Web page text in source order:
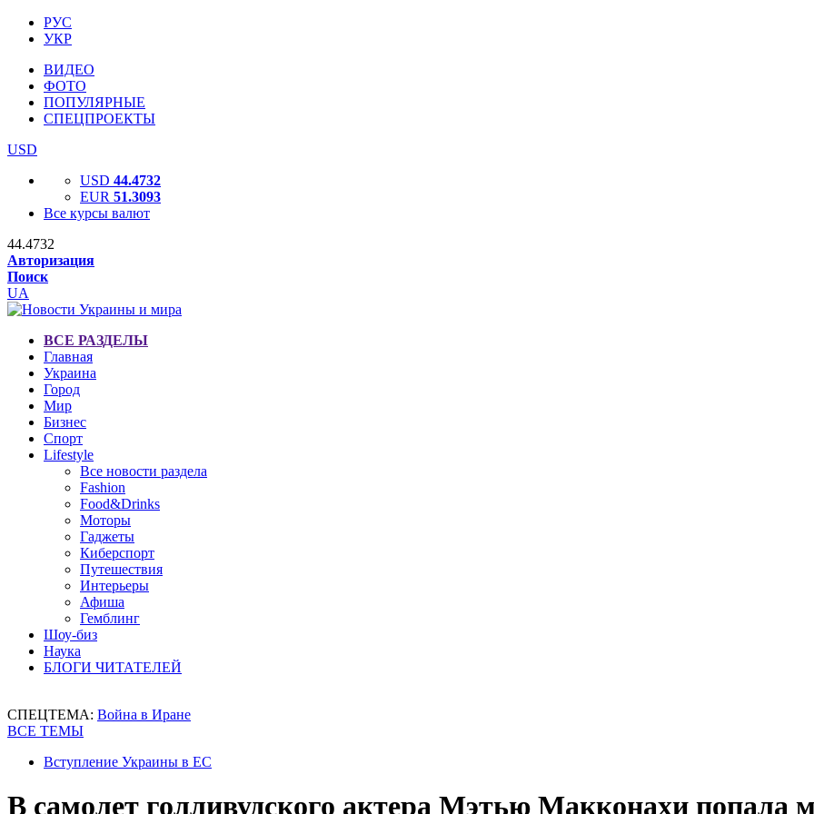
РУС
УКР
ВИДЕО
ФОТО
ПОПУЛЯРНЫЕ
СПЕЦПРОЕКТЫ
USD
USD 44.4732
EUR 51.3093
Все курсы валют
44.4732
Авторизация
Поиск
UA
ВСЕ РАЗДЕЛЫ
Главная
Украина
Город
Мир
Бизнес
Спорт
Lifestyle
Все новости раздела
Fashion
Food&Drinks
Моторы
Гаджеты
Киберспорт
Путешествия
Интерьеры
Афиша
Гемблинг
Шоу-биз
Наука
БЛОГИ ЧИТАТЕЛЕЙ
СПЕЦТЕМА: Война в Иране
ВСЕ ТЕМЫ
Вступление Украины в ЕС
В самолет голливудского актера Мэтью Макконахи попала